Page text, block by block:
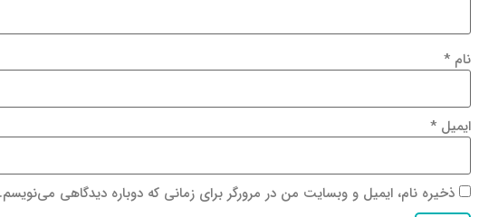
نام *
ایمیل *
ذخیره نام، ایمیل و وبسایت من در مرورگر برای زمانی که دوباره دیدگاهی می‌نویسم.